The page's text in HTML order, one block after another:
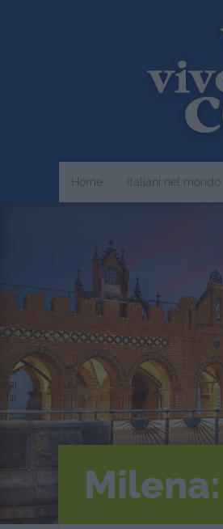
Home Italiani nel mondo